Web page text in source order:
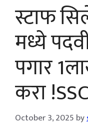
स्टाफ
मध्ये
पगार
करा
October 3, 2025 by